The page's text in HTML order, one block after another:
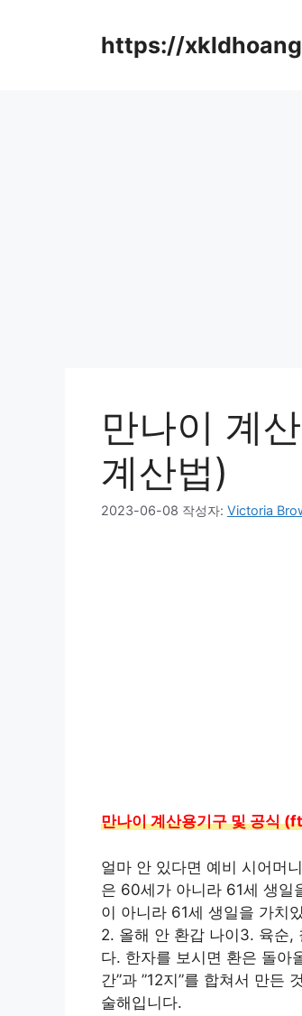
https://
만나이 계
계산법)
2023-06-08 작성자: Victoria
만나이 계산용기구 및 공식
얼마 안 있다면 예비 시어머
은 60세가 아니라 61세 생일
이 아니라 61세 생일을 가치
2. 올해 안 환갑 나이3. 육순,
다. 한자를 보시면 환은 돌아
간”과 ”12지”를 합쳐서 만든
술해입니다.